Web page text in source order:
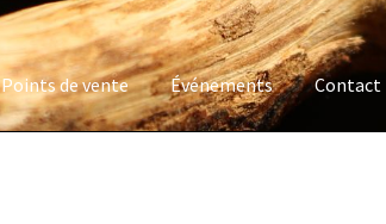
Points de vente Événements Contact